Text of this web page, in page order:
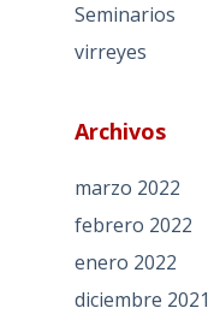
Seminarios
virreyes
Archivos
marzo 2022
febrero 2022
enero 2022
diciembre 2021